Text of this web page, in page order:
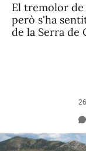
El tremolor de
però s'ha
de la Serra de